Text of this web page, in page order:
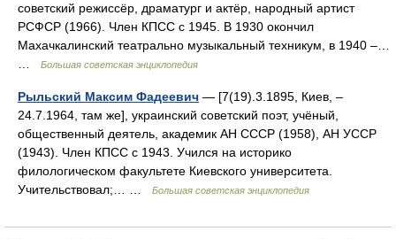
советский режиссёр, драматург и актёр, народный артист
РСФСР (1966). Член КПСС с 1945. В 1930 окончил
Махачкалинский театрально музыкальный техникум, в 1940 ‒…
…
Большая советская энциклопедия
Рыльский Максим Фадеевич — [7(19).3.1895, Киев, ‒
24.7.1964, там же], украинский советский поэт, учёный,
общественный деятель, академик АН СССР (1958), АН УССР
(1943). Член КПСС с 1943. Учился на историко
филологическом факультете Киевского университета.
Учительствовал;… …
Большая советская энциклопедия